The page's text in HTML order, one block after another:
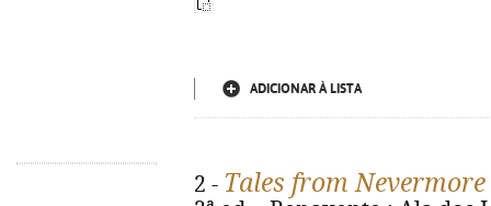
ADICIONAR À LISTA
2 - Tales from Nevermore